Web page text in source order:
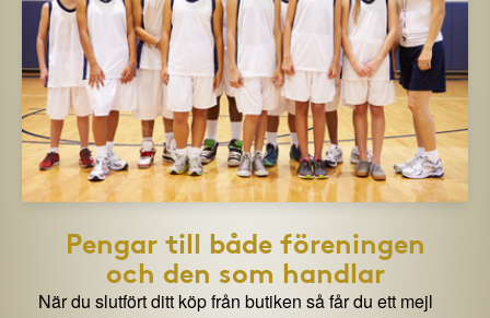
Pengar till både föreningen
och den som handlar
När du slutfört ditt köp från butiken så får du ett mejl